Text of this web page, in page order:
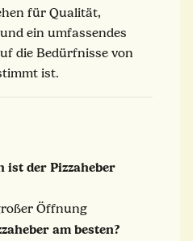
für Qualität,
ein umfassendes
die Bedürfnisse von
ist.
ist der Pizzaheber
Öffnung
am besten?